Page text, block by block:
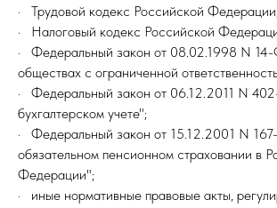
· Трудовой кодекс Российской
· Налоговый кодекс Российской
· Федеральный закон от 08.02.1998 N
обществах с ограниченной
· Федеральный закон от 06.12.2011 N
бухгалтерском учете";
· Федеральный закон от 15.12.2001 N
обязательном пенсионном страховании в
Федерации";
· иные нормативные правовые акты,